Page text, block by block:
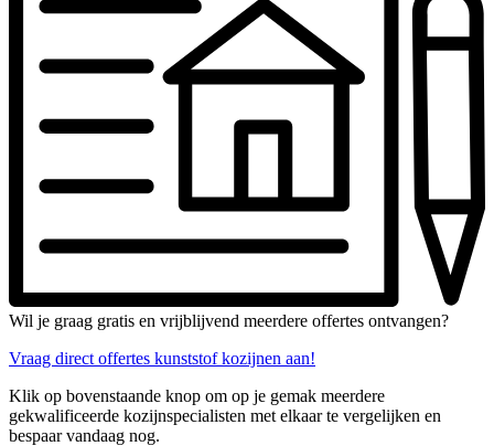
Wil je graag gratis en vrijblijvend meerdere offertes ontvangen?
Vraag direct offertes kunststof kozijnen aan!
Klik op bovenstaande knop om op je gemak meerdere
gekwalificeerde kozijnspecialisten met elkaar te vergelijken en
bespaar vandaag nog.